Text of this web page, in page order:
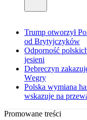
Trump otworzył
od Brytyjczyków
Odporność
jesieni
Debreczyn
Węgry
Polska wymiana
wskazuje na
Promowane treści